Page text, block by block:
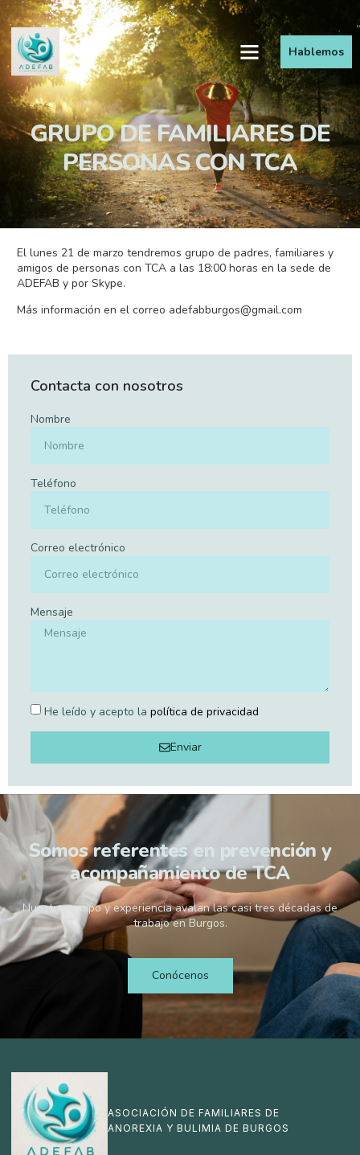
Hablemos
GRUPO DE FAMILIARES DE
PERSONAS CON TCA
El lunes 21 de marzo tendremos grupo de padres, familiares y
amigos de personas con TCA a las 18:00 horas en la sede de
ADEFAB y por Skype.
Más información en el correo adefabburgos@gmail.com
Contacta con nosotros
Nombre
Teléfono
Correo electrónico
Mensaje
He leído y acepto la política de privacidad
Enviar
Somos referentes en prevención y
acompañamiento de TCA
Nuestro equipo y experiencia avalan las casi tres décadas de
trabajo en Burgos.
Conócenos
ASOCIACIÓN DE FAMILIARES DE
ANOREXIA Y BULIMIA DE BURGOS